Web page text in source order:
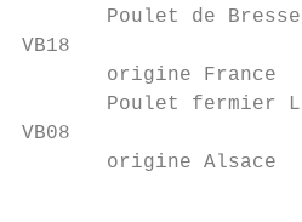
Poulet de
VB18
origine France
Poulet fermier
VB08
       origine Alsace